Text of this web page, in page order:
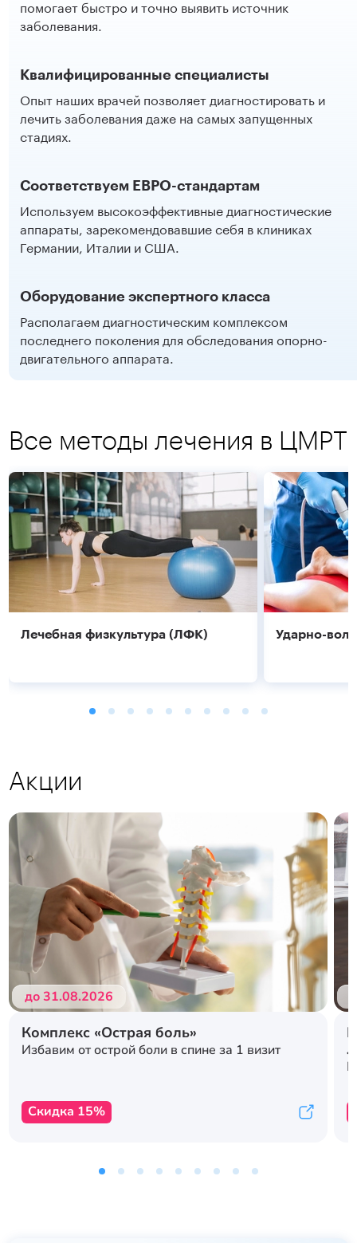
помогает быстро и точно выявить источник
заболевания.
Квалифицированные специалисты
Опыт наших врачей позволяет диагностировать и
лечить заболевания даже на самых запущенных
стадиях.
Соответствуем ЕВРО-стандартам
Используем высокоэффективные диагностические
аппараты, зарекомендовавшие себя в клиниках
Германии, Италии и США.
Оборудование экспертного класса
Располагаем диагностическим комплексом
последнего поколения для обследования опорно-
двигательного аппарата.
Все методы лечения в ЦМРТ
Лечебная физкультура (ЛФК)
Подробнее
Ударно-
Подробнее
Акции
до 31.08.2026
Комплекс «Острая боль»
Избавим от острой боли в спине за 1 визит
Скидка 15%